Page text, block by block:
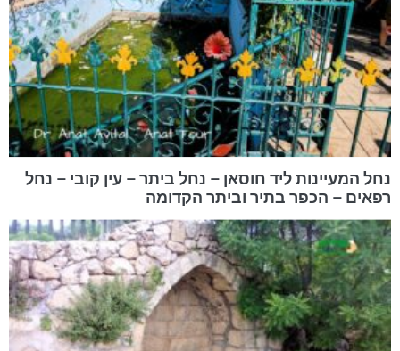
נחל המעיינות ליד חוסאן – נחל ביתר – עין קובי – נחל
רפאים – הכפר בתיר וביתר הקדומה